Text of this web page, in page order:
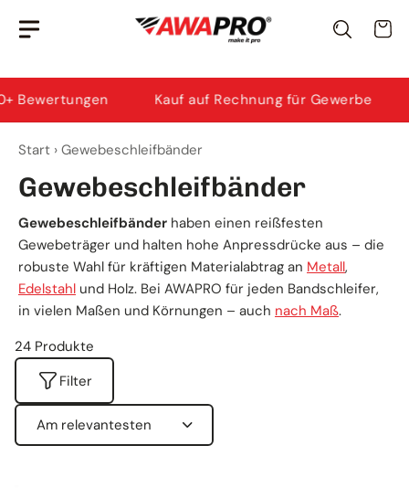
Zum
Kauf auf Rechnung für Gewerbe
Start › Gewebeschleifbänder
Gewebeschleifbänder
Gewebeschleifbänder haben einen reißfesten
Gewebeträger und halten hohe Anpressdrücke aus – die
robuste Wahl für kräftigen Materialabtrag an Metall,
Edelstahl und Holz. Bei AWAPRO für jeden Bandschleifer,
in vielen Maßen und Körnungen – auch nach Maß.
Filter
24 Produkte
· KI-Berater